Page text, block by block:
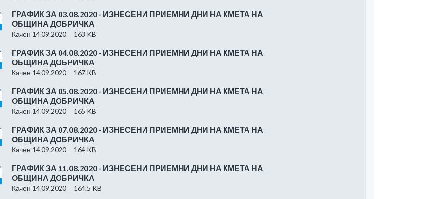
ГРАФИК ЗА 03.08.2020 - ИЗНЕСЕНИ ПРИЕМНИ ДНИ НА КМЕТА НА
ОБЩИНА ДОБРИЧКА
Качен 14.09.2020 163 KB
ГРАФИК ЗА 04.08.2020 - ИЗНЕСЕНИ ПРИЕМНИ ДНИ НА КМЕТА НА
ОБЩИНА ДОБРИЧКА
Качен 14.09.2020 167 KB
ГРАФИК ЗА 05.08.2020 - ИЗНЕСЕНИ ПРИЕМНИ ДНИ НА КМЕТА НА
ОБЩИНА ДОБРИЧКА
Качен 14.09.2020 165 KB
ГРАФИК ЗА 07.08.2020 - ИЗНЕСЕНИ ПРИЕМНИ ДНИ НА КМЕТА НА
ОБЩИНА ДОБРИЧКА
Качен 14.09.2020 164 KB
ГРАФИК ЗА 11.08.2020 - ИЗНЕСЕНИ ПРИЕМНИ ДНИ НА КМЕТА НА
ОБЩИНА ДОБРИЧКА
Качен 14.09.2020 164.5 KB